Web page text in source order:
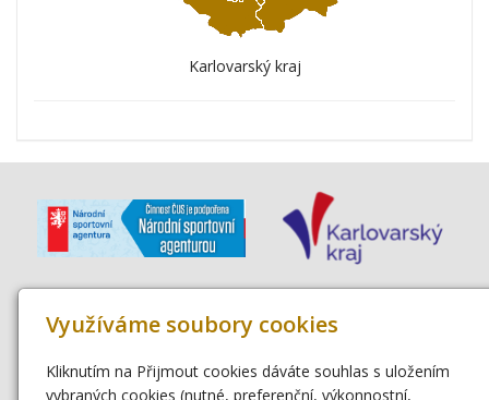
Karlovarský kraj
Využíváme soubory cookies
Kliknutím na Přijmout cookies dáváte souhlas s uložením
vybraných cookies (nutné, preferenční, výkonnostní,